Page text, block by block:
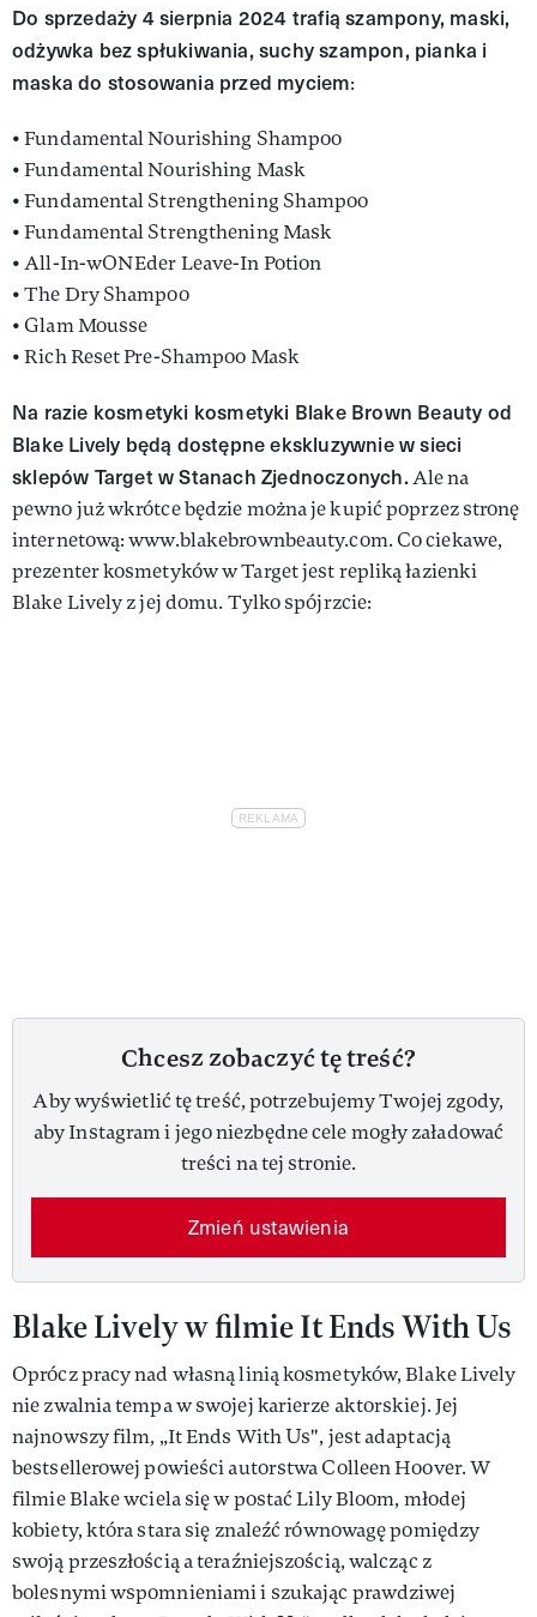
Do sprzedaży 4 sierpnia 2024 trafią szampony, maski,
odżywka bez spłukiwania, suchy szampon, pianka i
maska do stosowania przed myciem:
• Fundamental Nourishing Shampoo
• Fundamental Nourishing Mask
• Fundamental Strengthening Shampoo
• Fundamental Strengthening Mask
• All-In-wONEder Leave-In Potion
• The Dry Shampoo
• Glam Mousse
• Rich Reset Pre-Shampoo Mask
Na razie kosmetyki kosmetyki Blake Brown Beauty od
Blake Lively będą dostępne ekskluzywnie w sieci
sklepów Target w Stanach Zjednoczonych.Ale na
pewno już wkrótce będzie można je kupić poprzez stronę
internetową: www.blakebrownbeauty.com. Co ciekawe,
prezenter kosmetyków w Target jest repliką łazienki
Blake Lively z jej domu. Tylko spójrzcie:
Chcesz zobaczyć tę treść?
Aby wyświetlić tę treść, potrzebujemy Twojej zgody,
aby Instagram i jego niezbędne cele mogły załadować
treści na tej stronie.
Zmień ustawienia
Blake Lively w filmie It Ends With Us
Oprócz pracy nad własną linią kosmetyków, Blake Lively
nie zwalnia tempa w swojej karierze aktorskiej. Jej
najnowszy film, „It Ends With Us", jest adaptacją
bestsellerowej powieści autorstwa Colleen Hoover. W
filmie Blake wciela się w postać Lily Bloom, młodej
kobiety, która stara się znaleźć równowagę pomiędzy
swoją przeszłością a teraźniejszością, walcząc z
bolesnymi wspomnieniami i szukając prawdziwej